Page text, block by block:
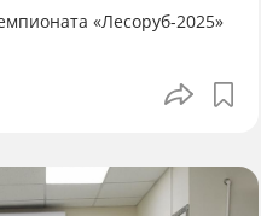
«Лесоруб-2025»